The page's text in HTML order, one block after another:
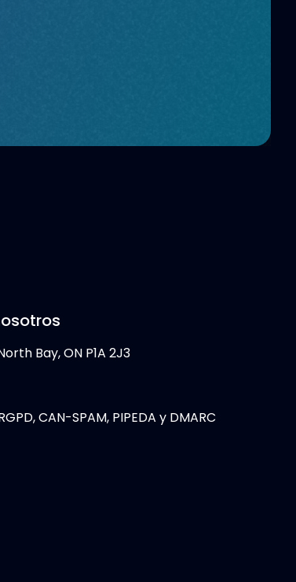
Bay, ON P1A 2J3
CAN-SPAM, PIPEDA y DMARC